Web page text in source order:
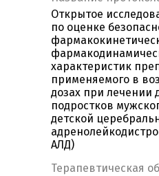
Открытое
по оценке
характеристик
применяемого в
дозах при лечении
подростков
детской
АЛД)
Терапевтическая